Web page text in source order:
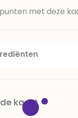
met deze
E 330,
kaart